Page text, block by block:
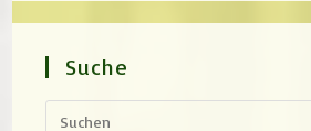
Suche